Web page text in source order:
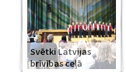
Svētki Latvijas
brīvības ceļā